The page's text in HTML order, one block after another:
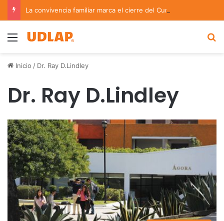
Menu
Inicio / Dr. Ray D.Lindley
Dr. Ray D.Lindley